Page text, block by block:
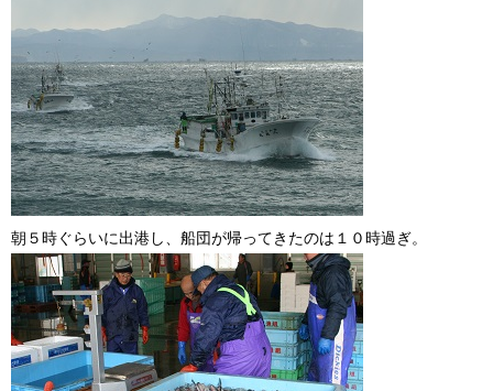
朝５時ぐらいに出港し、船団が帰ってきたのは１０時過ぎ。